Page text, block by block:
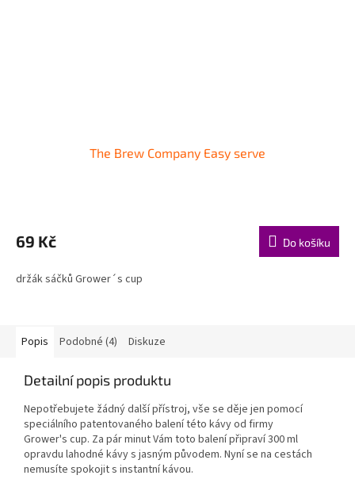
The Brew Company Easy serve
69 Kč Do košíku
držák sáčků Grower´s cup
Popis Podobné (4) Diskuze
Detailní popis produktu
Nepotřebujete žádný další přístroj, vše se děje jen pomocí
speciálního patentovaného balení této kávy od firmy
Grower's cup. Za pár minut Vám toto balení připraví 300 ml
opravdu lahodné kávy s jasným původem. Nyní se na cestách
nemusíte spokojit s instantní kávou.